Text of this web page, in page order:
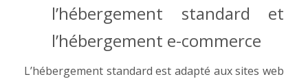
l’hébergement standard et
l’hébergement e-commerce
L’hébergement standard est adapté aux sites web